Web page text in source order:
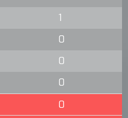
1
0
0
0
0